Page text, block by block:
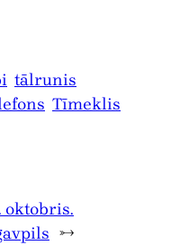
tālrunis
Tīmeklis
oktobris.
→